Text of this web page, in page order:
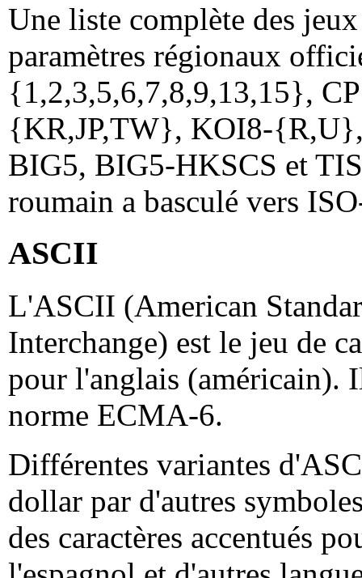
Une liste complète des
paramètres régionaux
{1,2,3,5,6,7,8,9,13,15},
{KR,JP,TW}, KOI8-
BIG5, BIG5-HKSCS et
roumain a basculé vers
ASCII
L'ASCII (American
Interchange) est le jeu de
pour l'anglais (américain).
norme ECMA-6.
Différentes variantes
dollar par d'autres
des caractères accentués